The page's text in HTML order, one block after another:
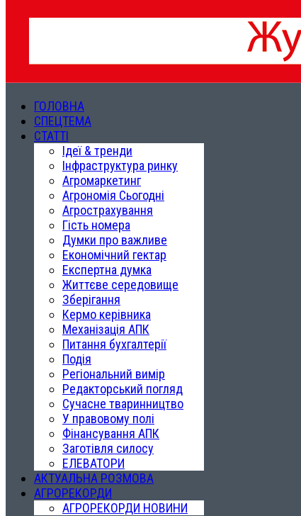
ГОЛОВНА
СПЕЦТЕМА
СТАТТІ
Ідеї & тренди
Інфраструктура ринку
Агромаркетинг
Агрономія Сьогодні
Агрострахування
Гість номера
Думки про важливе
Економічний гектар
Експертна думка
Життєве середовище
Зберігання
Кермо керівника
Механізація АПК
Питання бухгалтерії
Подія
Регіональний вимір
Редакторський погляд
Сучасне тваринництво
У правовому полі
Фінансування АПК
Заготівля силосу
ЕЛЕВАТОРИ
АКТУАЛЬНА РОЗМОВА
АГРОРЕКОРДИ
АГРОРЕКОРДИ НОВИНИ